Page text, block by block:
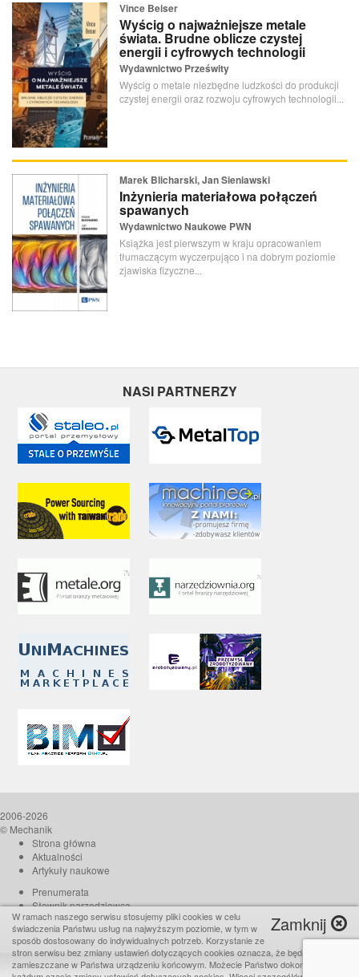
Vince Beiser
Wyścig o najważniejsze metale
świata. Brudne oblicze czystej
energii i cyfrowych technologii
Wydawnictwo Prześwity
Wyścig o metale niezbędne ludzkości do produkcji
czystej energii oraz rozwoju cyfrowych technologii...
Marek Blicharski, Jan Sieniawski
Inżynieria materiałowa połączeń
spawanych
Wydawnictwo Naukowe PWN
Książka jest pierwszym w kraju opracowaniem
tłumaczącym wyczerpująco i na dobrym poziomie
zjawiska fizyczne...
NASI PARTNERZY
2006-2026
© Mechanik
Strona główna
Aktualności
Artykuły naukowe
Prenumerata
Słownik narzędziowca
O czasopiśmie
Reklama
Kontakt
Zamknij
W ramach naszego serwisu stosujemy pliki cookies w celu
świadczenia Państwu usług na najwyższym poziomie, w tym w
sposób dostosowany do indywidualnych potrzeb. Korzystanie ze
stron serwisu bez zmiany ustawień dotyczących cookies oznacza, że będą one
zamieszczane w Państwa urządzeniu końcowym. Możecie Państwo dokonać w